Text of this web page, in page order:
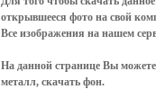
открывшееся фото на свой
Все изображения на нашем
На данной странице Вы
металл, скачать фон.